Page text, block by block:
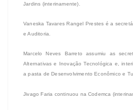
Jardins (interinamente).
Vaneska Tavares Rangel Prestes é a
e Auditoria.
Marcelo Neves Barreto assumiu as
Alternativas e Inovação Tecnológica e,
a pasta de Desenvolvimento Econômico e
Jivago Faria continuou na Codemca